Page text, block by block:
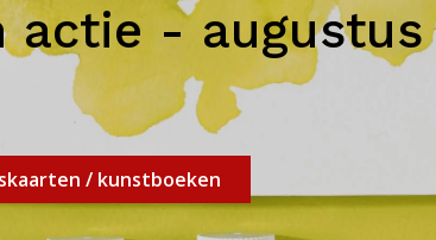
actie - augustus
/ kunstboeken